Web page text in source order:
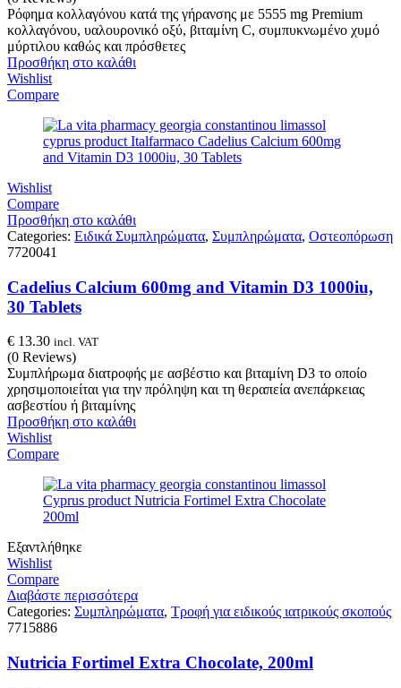
Ρόφημα κολλαγόνου κατά της γήρανσης με 5555 mg Premium
κολλαγόνου, υαλουρονικό οξύ, βιταμίνη C, συμπυκνωμένο χυμό
μύρτιλου καθώς και πρόσθετες
Προσθήκη στο καλάθι
Wishlist
Compare
Wishlist
Compare
Προσθήκη στο καλάθι
Categories: Ειδικά Συμπληρώματα, Συμπληρώματα, Οστεοπόρωση
7720041
Cadelius Calcium 600mg and Vitamin D3 1000iu,
30 Tablets
€ 13.30 incl. VAT
(0 Reviews)
Συμπλήρωμα διατροφής με ασβέστιο και βιταμίνη D3 το οποίο
χρησιμοποιείται για την πρόληψη και τη θεραπεία ανεπάρκειας
ασβεστίου ή βιταμίνης
Προσθήκη στο καλάθι
Wishlist
Compare
Εξαντλήθηκε
Wishlist
Compare
Διαβάστε περισσότερα
Categories: Συμπληρώματα, Τροφή για ειδικούς ιατρικούς σκοπούς
7715886
Nutricia Fortimel Extra Chocolate, 200ml